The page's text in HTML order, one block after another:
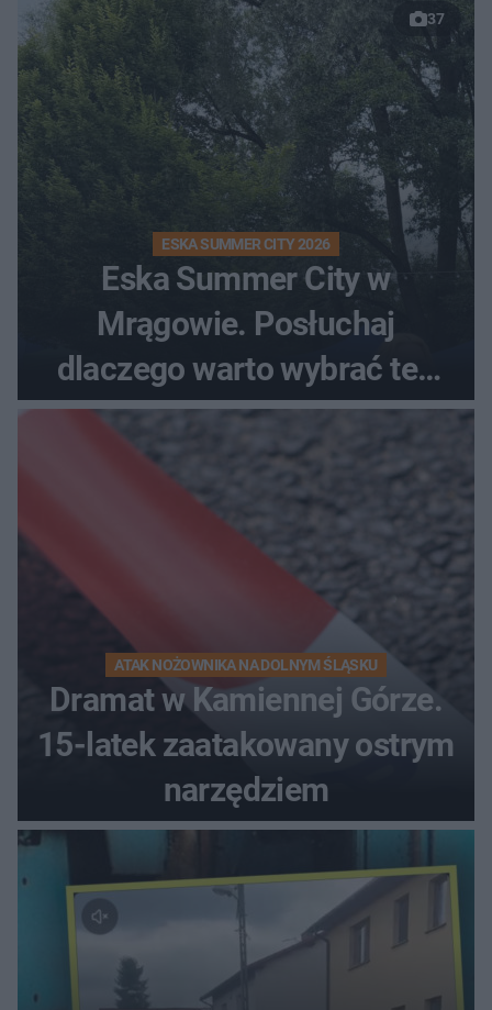
37
ESKA SUMMER CITY 2026
Eska Summer City w
Mrągowie. Posłuchaj
dlaczego warto wybrać ten
kierunek na urlop!
ATAK NOŻOWNIKA NA DOLNYM ŚLĄSKU
Dramat w Kamiennej Górze.
15-latek zaatakowany ostrym
narzędziem